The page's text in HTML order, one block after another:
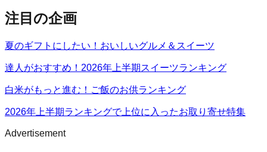
注目の企画
夏のギフトにしたい！おいしいグルメ＆スイーツ
達人がおすすめ！2026年上半期スイーツランキング
白米がもっと進む！ご飯のお供ランキング
2026年上半期ランキングで上位に入ったお取り寄せ特集
Advertisement